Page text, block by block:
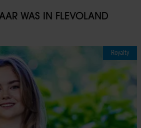
WAS IN FLEVOLAND
Royalty